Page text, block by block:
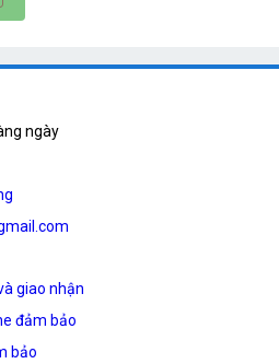
ngày
giao nhận
đảm bảo
bảo